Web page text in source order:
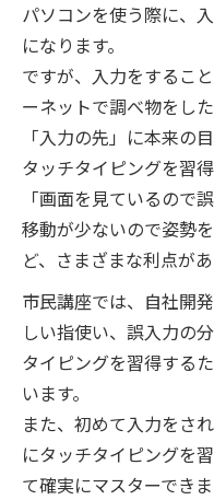
パソコンを使う際に、
になります。
ですが、入力をするこ
ーネットで調べ物をし
「入力の先」に本来の
タッチタイピングを習
「画面を見ているので
移動が少ないので姿勢
ど、さまざまな利点があ
市民講座では、自社開
しい指使い、誤入力の
タイピングを習得する
います。
また、初めて入力をさ
にタッチタイピングを
て確実にマスターできま